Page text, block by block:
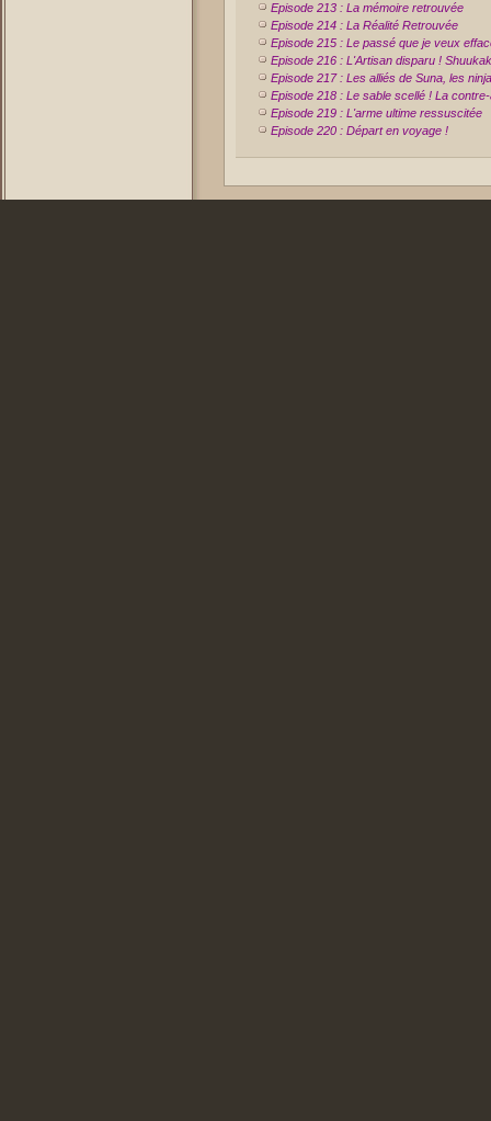
Episode 213 : La mémoire retrouvée
Episode 214 : La Réalité Retrouvée
Episode 215 : Le passé que je veux
Episode 216 : L'Artisan disparu !
Episode 217 : Les alliés de Suna, les
Episode 218 : Le sable scellé ! La
Episode 219 : L'arme ultime ressuscitée
Episode 220 : Départ en voyage !